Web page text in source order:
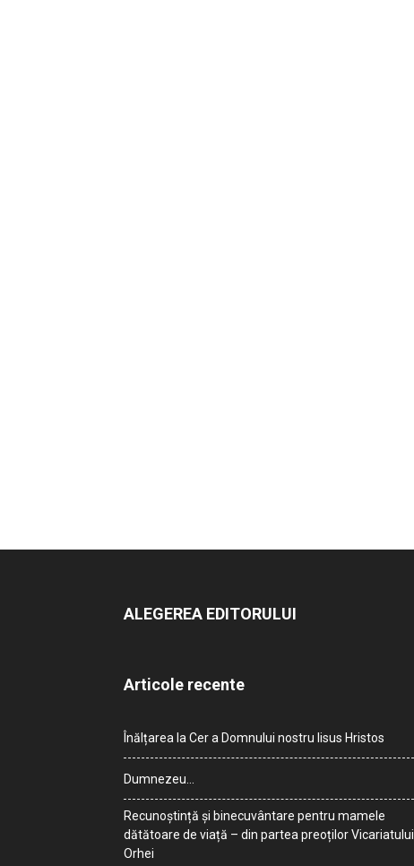
ALEGEREA EDITORULUI
Articole recente
Înălțarea la Cer a Domnului nostru Iisus Hristos
Dumnezeu…
Recunoștință și binecuvântare pentru mamele
dătătoare de viață – din partea preoților Vicariatului
Orhei